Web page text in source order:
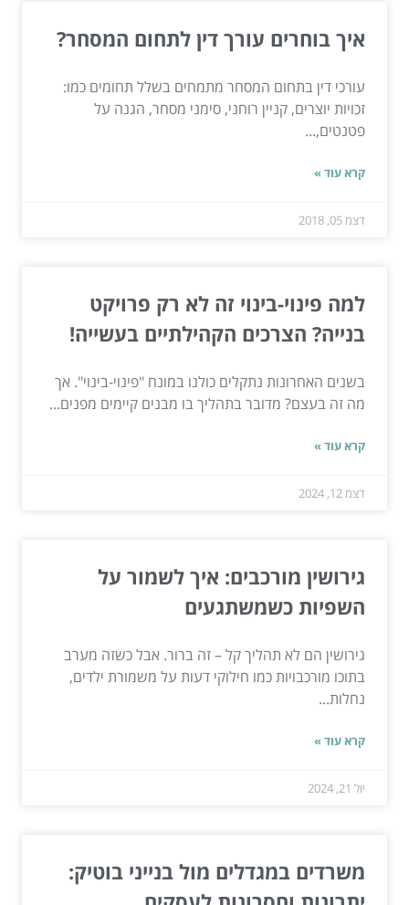
איך בוחרים עורך דין לתחום המסחר?
עורכי דין בתחום המסחר מתמחים בשלל תחומים כמו:
זכויות יוצרים, קניין רוחני, סימני מסחר, הגנה על
פטנטים,...
קרא עוד »
דצמ 05, 2018
למה פינוי-בינוי זה לא רק פרויקט
בנייה? הצרכים הקהילתיים בעשייה!
בשנים האחרונות נתקלים כולנו במונח "פינוי-בינוי". אך
מה זה בעצם? מדובר בתהליך בו מבנים קיימים מפנים...
קרא עוד »
דצמ 12, 2024
גירושין מורכבים: איך לשמור על
השפיות כשמשתגעים
גירושין הם לא תהליך קל – זה ברור. אבל כשזה מערב
בתוכו מורכבויות כמו חילוקי דעות על משמורת ילדים,
נחלות...
קרא עוד »
יול 21, 2024
משרדים במגדלים מול בנייני בוטיק: